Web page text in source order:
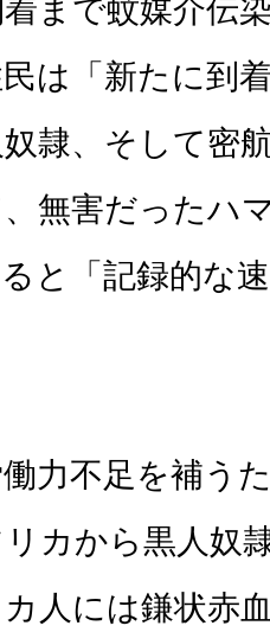
まで蚊媒介伝
は「新たに到
隷、そして密
無害だったハ
と「記録的な
力不足を補う
カから黒人奴
人には鎌状赤